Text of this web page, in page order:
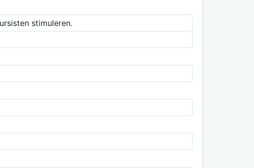
stimuleren.